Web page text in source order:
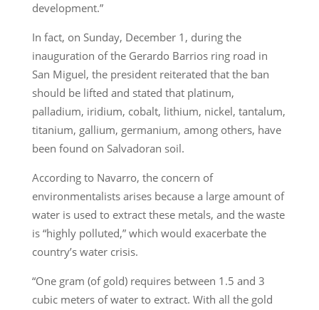
development.”
In fact, on Sunday, December 1, during the
inauguration of the Gerardo Barrios ring road in
San Miguel, the president reiterated that the ban
should be lifted and stated that platinum,
palladium, iridium, cobalt, lithium, nickel, tantalum,
titanium, gallium, germanium, among others, have
been found on Salvadoran soil.
According to Navarro, the concern of
environmentalists arises because a large amount of
water is used to extract these metals, and the waste
is “highly polluted,” which would exacerbate the
country’s water crisis.
“One gram (of gold) requires between 1.5 and 3
cubic meters of water to extract. With all the gold